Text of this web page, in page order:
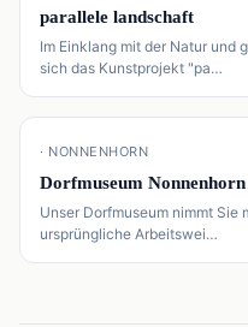
parallele landschaft
Im Einklang mit der Natur und
sich das Kunstprojekt "pa…
📍
· NONNENHORN
Dorfmuseum Nonnenhorn
Unser Dorfmuseum nimmt Sie
ursprüngliche Arbeitswei…